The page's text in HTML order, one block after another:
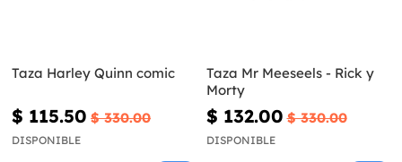
Taza Harley Quinn comic
$ 115.50 $ 330.00
DISPONIBLE
Taza Mr Meeseels - Rick y
Morty
$ 132.00 $ 330.00
DISPONIBLE